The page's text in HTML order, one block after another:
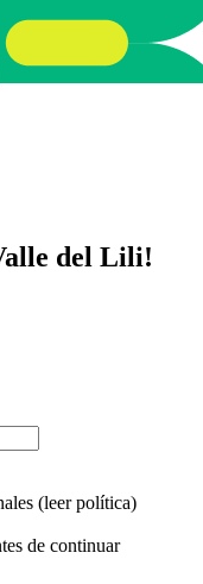
del Lili!
(leer política)
de continuar